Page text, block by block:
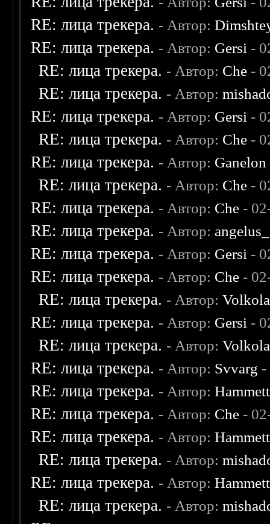
RE: лица трекера. - Автор:
RE: лица трекера. - Автор: Gersi -
RE: лица трекера. - Автор: Che -
RE: лица трекера. - Автор:
RE: лица трекера. - Автор: Gersi -
RE: лица трекера. - Автор: Che -
RE: лица трекера. - Автор: Ganelon
RE: лица трекера. - Автор: Che -
RE: лица трекера. - Автор: Che -
RE: лица трекера. - Автор:
RE: лица трекера. - Автор: Gersi -
RE: лица трекера. - Автор: Che -
RE: лица трекера. - Автор:
RE: лица трекера. - Автор: Gersi -
RE: лица трекера. - Автор:
RE: лица трекера. - Автор: Svvarg -
RE: лица трекера. - Автор:Hammett
RE: лица трекера. - Автор: Che -
RE: лица трекера. - Автор:Hammett
RE: лица трекера. - Автор:
RE: лица трекера. - Автор:Hammett
RE: лица трекера. - Автор: